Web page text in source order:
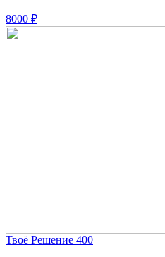
8000 ₽
Твоё Решение 400